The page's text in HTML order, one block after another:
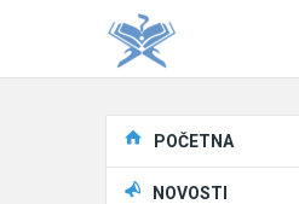
Explore
POČETNA
NOVOSTI